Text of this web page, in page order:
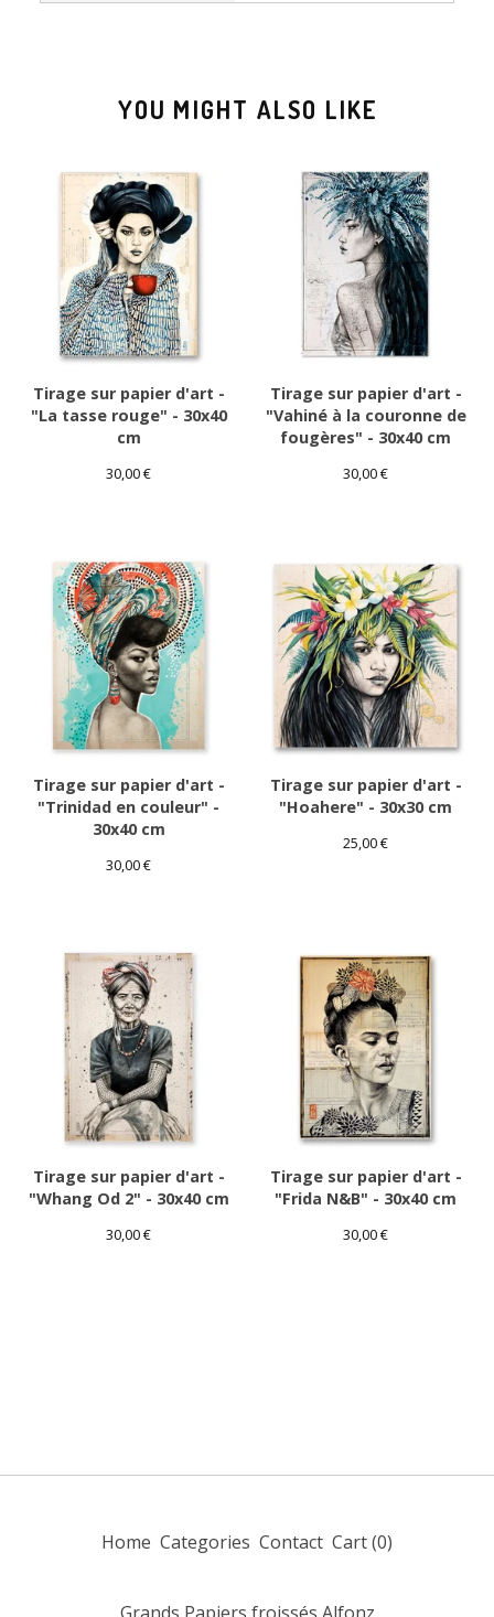
YOU MIGHT ALSO LIKE
Tirage sur papier d'art -
"La tasse rouge" - 30x40
cm
30,00€
Tirage sur papier d'art -
"Vahiné à la couronne de
fougères" - 30x40 cm
30,00€
Tirage sur papier d'art -
"Trinidad en couleur" -
30x40 cm
30,00€
Tirage sur papier d'art -
"Hoahere" - 30x30 cm
25,00€
Tirage sur papier d'art -
"Whang Od 2" - 30x40 cm
30,00€
Tirage sur papier d'art -
"Frida N&B" - 30x40 cm
30,00€
Home Categories Contact Cart (0)